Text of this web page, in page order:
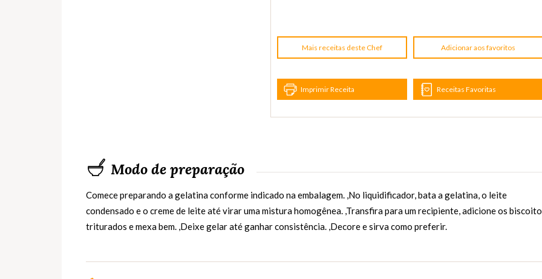
Mais receitas deste Chef Adicionar aos favoritos
Imprimir Receita Receitas Favoritas
Modo de preparação
Comece preparando a gelatina conforme indicado na embalagem. ,No liquidificador, bata a gelatina, o leite
condensado e o creme de leite até virar uma mistura homogênea. ,Transfira para um recipiente, adicione os
triturados e mexa bem. ,Deixe gelar até ganhar consistência. ,Decore e sirva como preferir.